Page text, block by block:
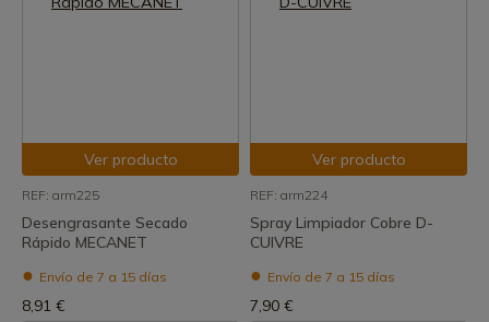
Ver producto
REF: arm225
Desengrasante Secado
Rápido MECANET
Envío de 7 a 15 días
8,91 €
Ver producto
REF: arm224
Spray Limpiador Cobre D-
CUIVRE
Envío de 7 a 15 días
7,90 €